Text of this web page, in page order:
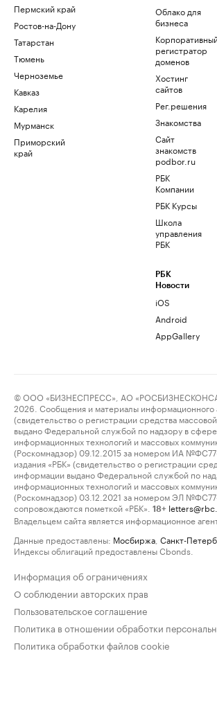
Пермский край
Ростов-на-Дону
Татарстан
Тюмень
Черноземье
Кавказ
Карелия
Мурманск
Приморский
край
Облако для
бизнеса
регистратор
доменов
Хостинг
сайтов
Рег.решения
Знакомства
Сайт
знакомств
podbor.ru
РБК
Компании
РБК Курсы
Школа
управления
РБК
РБК
Новости
iOS
Android
AppGallery
© ООО «БИЗНЕСПРЕСС», АО
2026. Сообщения и материалы информационного
(свидетельство о регистрации средства
выдано Федеральной службой по надзору в сфере
информационных технологий и массовых
(Роскомнадзор) 09.12.2015 за номером ИА
издания «РБК» (свидетельство о регистрации
информации выдано Федеральной службой по
информационных технологий и массовых
(Роскомнадзор) 03.12.2021 за номером ЭЛ
сопровождаются пометкой «РБК».
18+
Владельцем сайта является информационное
Данные предоставлены: Мосбиржа Санкт-
Индексы облигаций предоставлены Cbonds.
Информация об ограничениях
О соблюдении авторских прав
Пользовательское соглашение
Политика в отношении обработки
Политика обработки файлов cookie